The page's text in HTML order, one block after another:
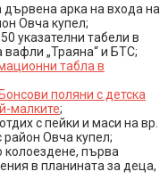
арка на входа на
Овча купел;
указателни табели в
„Траяна“ и БТС;
табла в
поляни с детска
малките;
с пейки и маси на вр.
Овча купел;
колоездене, първа
в планината за деца,